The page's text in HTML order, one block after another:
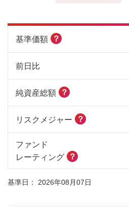
基準価額 ？
前日比
純資産総額 ？
リスクメジャー ？
ファンド
レーティング
？
基準日： 2026年08月07日